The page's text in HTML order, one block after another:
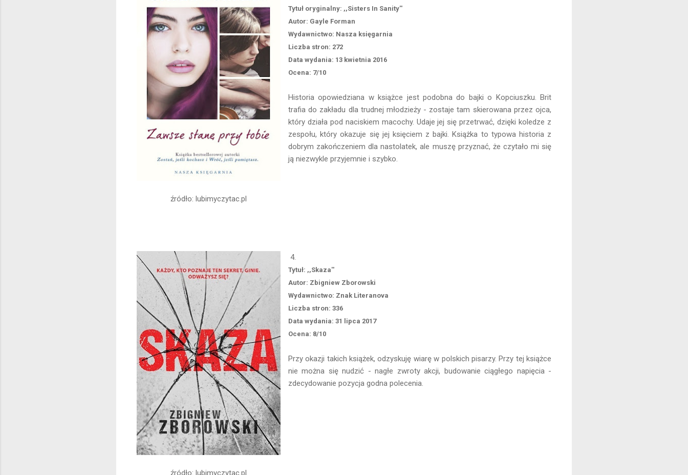
źródło: lubimyczytac.pl
Tytuł oryginalny: ,,Sisters In Sanity''
Autor: Gayle Forman
Wydawnictwo: Nasza księgarnia
Liczba stron: 272
Data wydania: 13 kwietnia 2016
Ocena: 7/10
Historia opowiedziana w książce jest podobna do bajki o Kopciuszku. Brit
trafia do zakładu dla trudnej młodzieży - zostaje tam skierowana przez ojca,
który działa pod naciskiem macochy. Udaje jej się przetrwać, dzięki koledze z
zespołu, który okazuje się jej księciem z bajki. Książka to typowa historia z
dobrym zakończeniem dla nastolatek, ale muszę przyznać, że czytało mi się
ją niezwykle przyjemnie i szybko.
źródło: lubimyczytac.pl
4.
Tytuł: ,,Skaza''
Autor: Zbigniew Zborowski
Wydawnictwo: Znak Literanova
Liczba stron: 336
Data wydania: 31 lipca 2017
Ocena: 8/10
Przy okazji takich książek, odzyskuję wiarę w polskich pisarzy. Przy tej książce
nie można się nudzić - nagłe zwroty akcji, budowanie ciągłego napięcia -
zdecydowanie pozycja godna polecenia.